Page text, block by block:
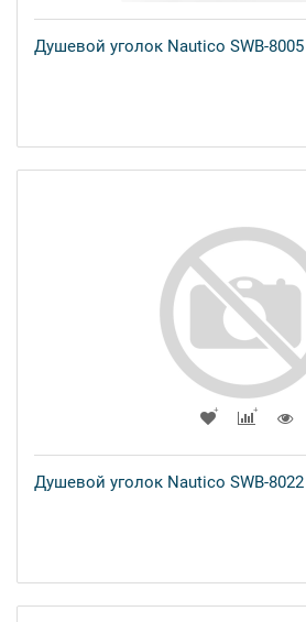
Душевой уголок Nautico SWB-
Душевой уголок Nautico SWB-